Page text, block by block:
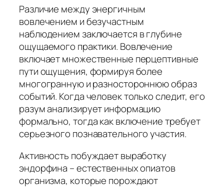
Различие между энергичным
вовлечением и безучастным
наблюдением заключается в глубине
ощущаемого практики. Вовлечение
включает множественные перцептивные
пути ощущения, формируя более
многогранную и разностороннюю образ
событий. Когда человек только следит, его
разум анализирует информацию
формально, тогда как включение требует
серьезного познавательного участия.
Активность побуждает выработку
эндорфина – естественных опиатов
организма, которые порождают